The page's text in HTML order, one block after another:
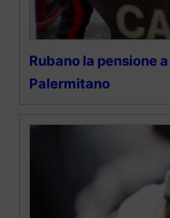
Rubano la pensione
Palermitano